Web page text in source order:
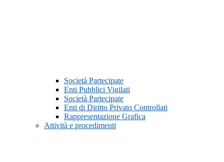
Società Partecipate
Enti Pubblici Vigilati
Società Partecipate
Enti di Diritto Privato Controllati
Rappresentazione Grafica
Attività e procedimenti